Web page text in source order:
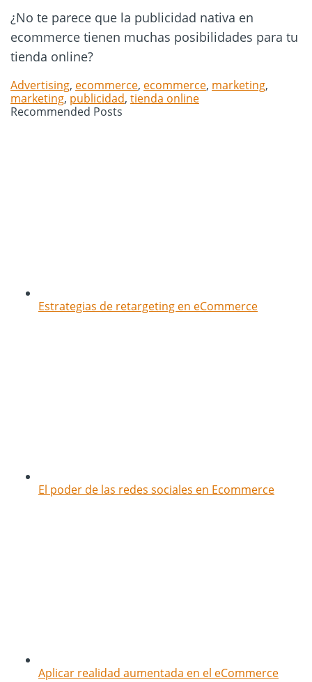
¿No te parece que la publicidad nativa en
ecommerce tienen muchas posibilidades para tu
tienda online?
Advertising, ecommerce, ecommerce, marketing,
marketing, publicidad, tienda online
Recommended Posts
Estrategias de retargeting en eCommerce
El poder de las redes sociales en Ecommerce
Aplicar realidad aumentada en el eCommerce